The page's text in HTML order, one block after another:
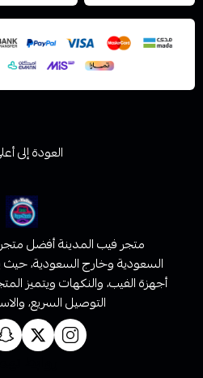
العودة إلى
متجر فيب المدينة أفضل
السعودية وخارج السعودية،
أجهزة الفيب، والنكهات ويتميز
التوصيل السريع،